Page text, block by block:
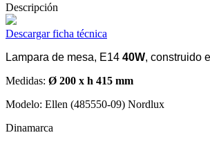
Descripción
Descargar ficha técnica
Lampara de mesa, E14 40W, construido
Medidas: Ø 200 x h 415 mm
Modelo: Ellen (485550-09) Nordlux
Dinamarca